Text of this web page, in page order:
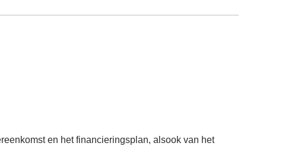
en het financieringsplan, alsook van het